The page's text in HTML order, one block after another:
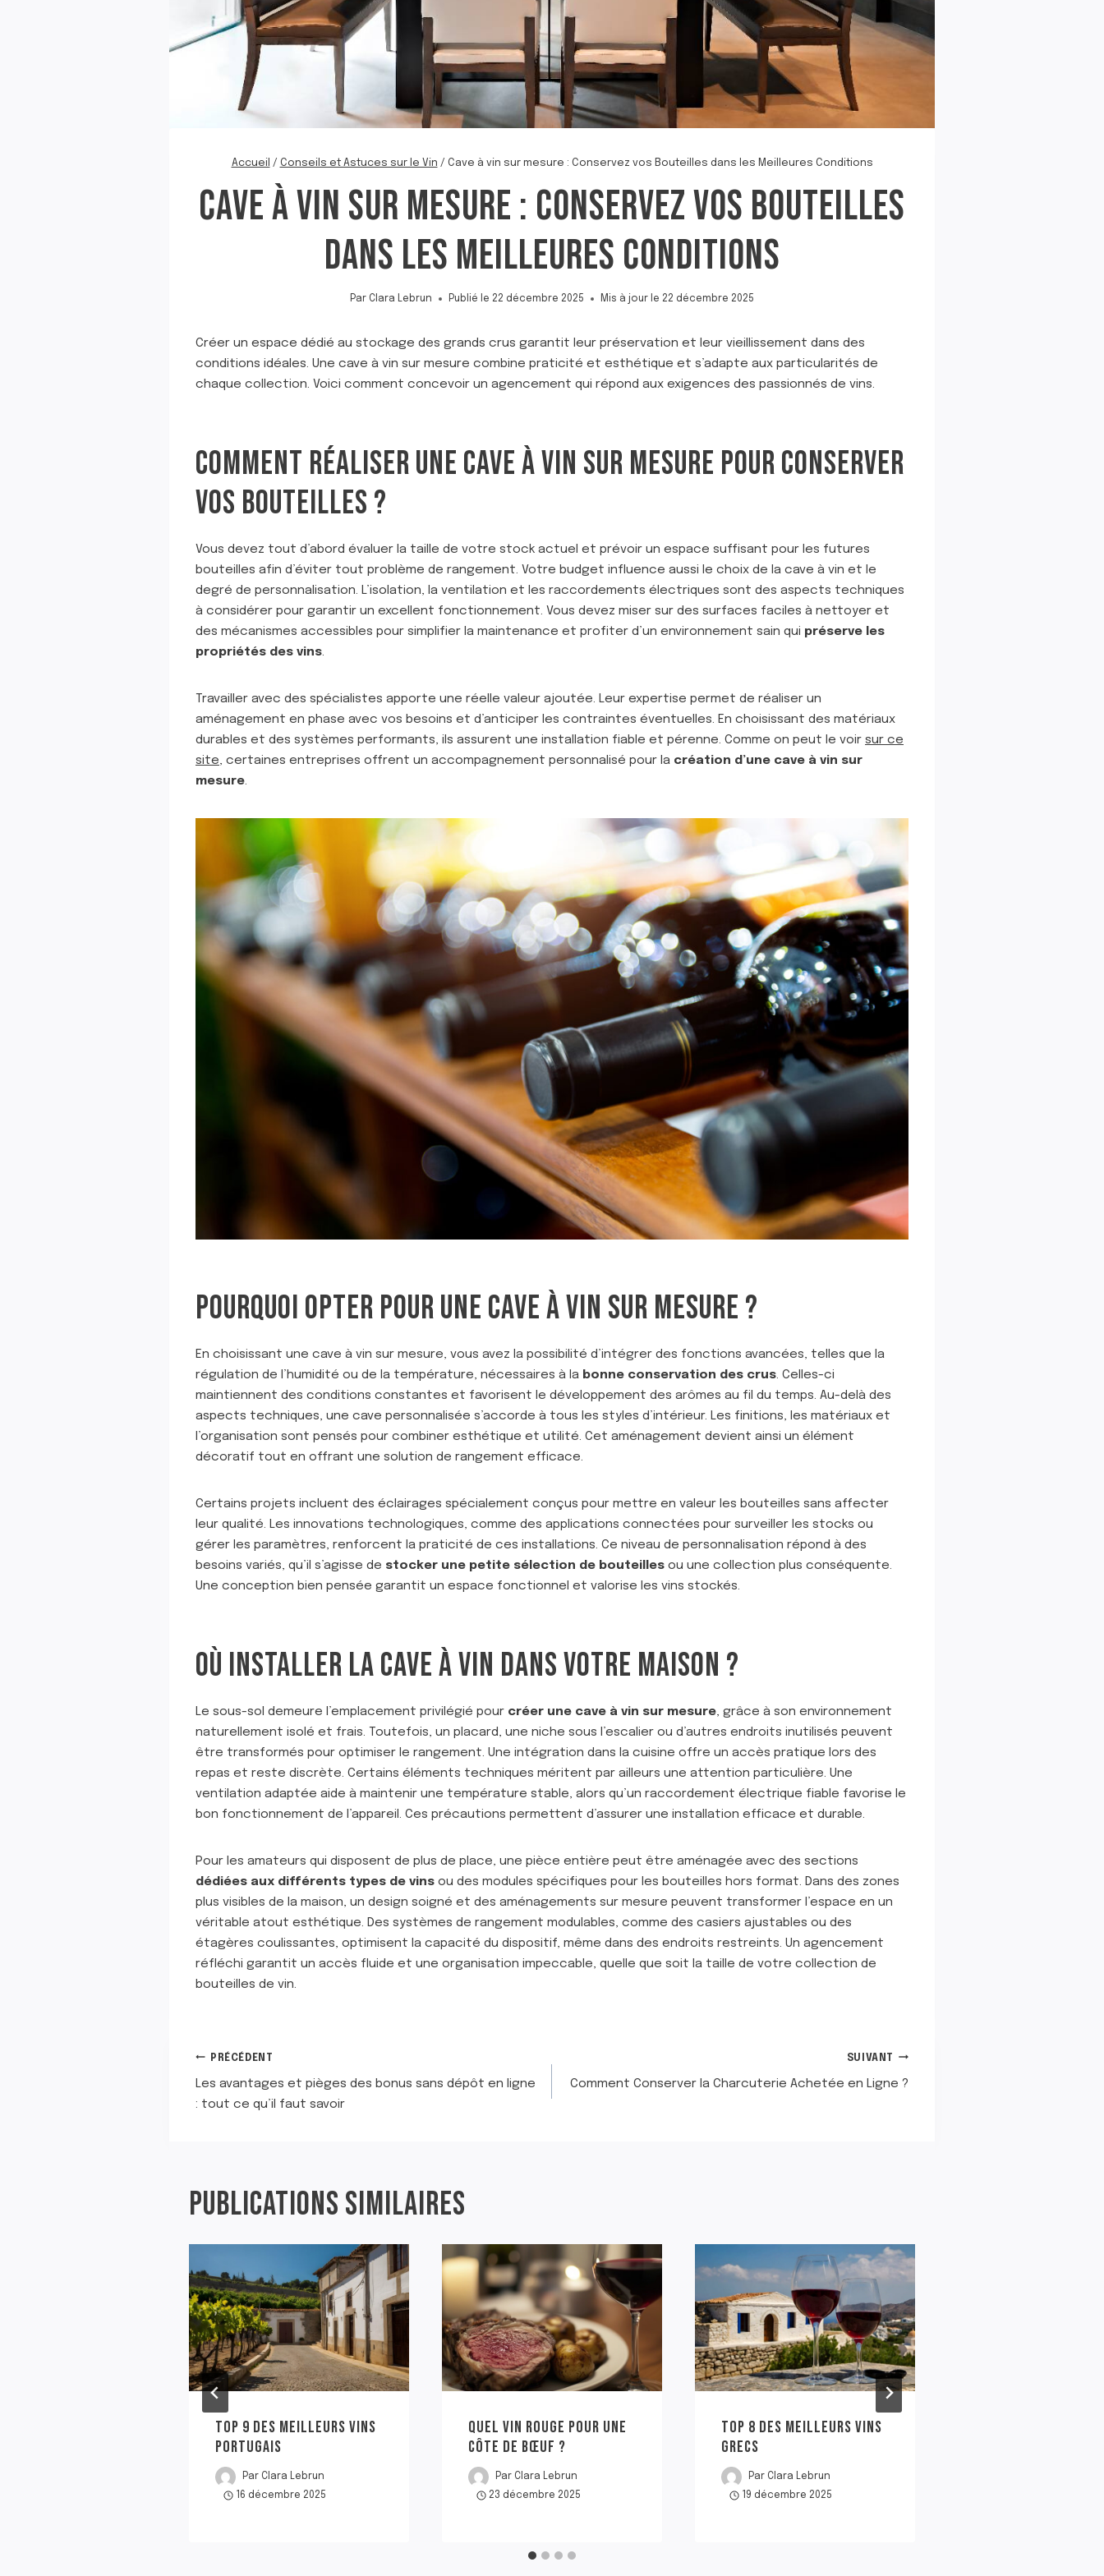
Accueil / Conseils et Astuces sur le Vin / Cave à vin sur mesure : Conservez vos Bouteilles dans les Meilleures Conditions
CAVE À VIN SUR MESURE : CONSERVEZ VOS BOUTEILLES
DANS LES MEILLEURES CONDITIONS
Par Clara Lebrun Publié le 22 décembre 2025 Mis à jour le 22 décembre 2025
Créer un espace dédié au stockage des grands crus garantit leur préservation et leur vieillissement dans des
conditions idéales. Une cave à vin sur mesure combine praticité et esthétique et s’adapte aux particularités de
chaque collection. Voici comment concevoir un agencement qui répond aux exigences des passionnés de vins.
COMMENT RÉALISER UNE CAVE À VIN SUR MESURE POUR CONSERVER
VOS BOUTEILLES ?
Vous devez tout d’abord évaluer la taille de votre stock actuel et prévoir un espace suffisant pour les futures
bouteilles afin d’éviter tout problème de rangement. Votre budget influence aussi le choix de la cave à vin et le
degré de personnalisation. L’isolation, la ventilation et les raccordements électriques sont des aspects techniques
à considérer pour garantir un excellent fonctionnement. Vous devez miser sur des surfaces faciles à nettoyer et
des mécanismes accessibles pour simplifier la maintenance et profiter d’un environnement sain qui préserve les
propriétés des vins.
Travailler avec des spécialistes apporte une réelle valeur ajoutée. Leur expertise permet de réaliser un
aménagement en phase avec vos besoins et d’anticiper les contraintes éventuelles. En choisissant des matériaux
durables et des systèmes performants, ils assurent une installation fiable et pérenne. Comme on peut le voir sur ce
site, certaines entreprises offrent un accompagnement personnalisé pour la création d’une cave à vin sur
mesure.
POURQUOI OPTER POUR UNE CAVE À VIN SUR MESURE ?
En choisissant une cave à vin sur mesure, vous avez la possibilité d’intégrer des fonctions avancées, telles que la
régulation de l’humidité ou de la température, nécessaires à la bonne conservation des crus. Celles-ci
maintiennent des conditions constantes et favorisent le développement des arômes au fil du temps. Au-delà des
aspects techniques, une cave personnalisée s’accorde à tous les styles d’intérieur. Les finitions, les matériaux et
l’organisation sont pensés pour combiner esthétique et utilité. Cet aménagement devient ainsi un élément
décoratif tout en offrant une solution de rangement efficace.
Certains projets incluent des éclairages spécialement conçus pour mettre en valeur les bouteilles sans affecter
leur qualité. Les innovations technologiques, comme des applications connectées pour surveiller les stocks ou
gérer les paramètres, renforcent la praticité de ces installations. Ce niveau de personnalisation répond à des
besoins variés, qu’il s’agisse de stocker une petite sélection de bouteilles ou une collection plus conséquente.
Une conception bien pensée garantit un espace fonctionnel et valorise les vins stockés.
OÙ INSTALLER LA CAVE À VIN DANS VOTRE MAISON ?
Le sous-sol demeure l’emplacement privilégié pour créer une cave à vin sur mesure, grâce à son environnement
naturellement isolé et frais. Toutefois, un placard, une niche sous l’escalier ou d’autres endroits inutilisés peuvent
être transformés pour optimiser le rangement. Une intégration dans la cuisine offre un accès pratique lors des
repas et reste discrète. Certains éléments techniques méritent par ailleurs une attention particulière. Une
ventilation adaptée aide à maintenir une température stable, alors qu’un raccordement électrique fiable favorise le
bon fonctionnement de l’appareil. Ces précautions permettent d’assurer une installation efficace et durable.
Pour les amateurs qui disposent de plus de place, une pièce entière peut être aménagée avec des sections
dédiées aux différents types de vins ou des modules spécifiques pour les bouteilles hors format. Dans des zones
plus visibles de la maison, un design soigné et des aménagements sur mesure peuvent transformer l’espace en un
véritable atout esthétique. Des systèmes de rangement modulables, comme des casiers ajustables ou des
étagères coulissantes, optimisent la capacité du dispositif, même dans des endroits restreints. Un agencement
réfléchi garantit un accès fluide et une organisation impeccable, quelle que soit la taille de votre collection de
bouteilles de vin.
NAVIGATION
DE
PRÉCÉDENT
Les avantages et pièges des bonus sans dépôt en ligne
: tout ce qu’il faut savoir
SUIVANT
Comment Conserver la Charcuterie Achetée en Ligne ?
PUBLICATIONS SIMILAIRES
TOP 9 DES MEILLEURS VINS
PORTUGAIS
Par Clara Lebrun
16 décembre 2025
QUEL VIN ROUGE POUR UNE
CÔTE DE BŒUF ?
Par Clara Lebrun
23 décembre 2025
TOP 8 DES MEILLEURS VINS
GRECS
Par Clara Lebrun
19 décembre 2025